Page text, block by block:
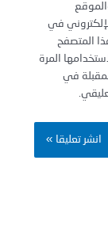
في
المرة
في